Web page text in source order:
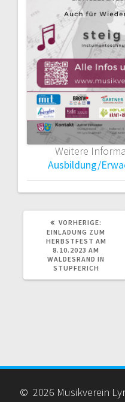
Weitere
Ausbildung/
VORHERIGE:
EINLADUNG ZUM
HERBSTFEST AM
8.10.2023 AM
WALDESRAND IN
STUPFERICH
© 2026 Musikverein